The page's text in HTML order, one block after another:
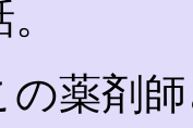
薬剤